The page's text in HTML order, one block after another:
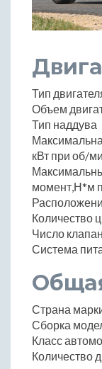
Тип
Объем
Тип наддува
кВт при об/
момент,Н*м
Количество
Число
Система
Страна
Сборка
Класс
Количество